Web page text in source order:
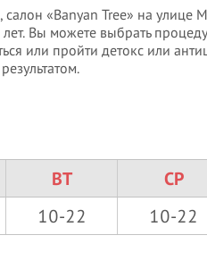
«Banyan Tree» на
Вы можете выбрать
или пройти детокс или
ВТ СР
10-22 10-22